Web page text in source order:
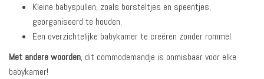
Kleine babyspullen, zoals borsteltjes en speentjes,
georganiseerd te houden.
Een overzichtelijke babykamer te creëren zonder rommel.
Met andere woorden, dit commodemandje is onmisbaar voor elke
babykamer!